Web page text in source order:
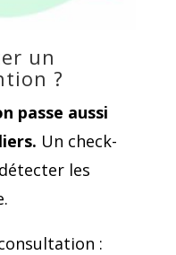
un
?
passe aussi
Un check-
les
: